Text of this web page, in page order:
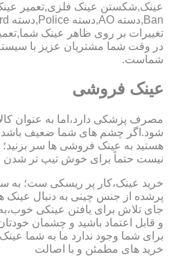
تغییرات بر روی ظاهر عینک
در وقت شما مشتریان عزیز با
شماست.
عینک فروشی
مصرف پزشکی دارد،اما به عنوان
شود.اگر چشم های شما ضعیف باشد
هستید به عینک فروشی ها سر
نیست حتماً برای خوش تیپ تر شدن
خرید عینک،کار پر ریسکی ست؛ به
پرشده از جنس چینی به دنبال عینک
جای تلاش برای یافتن عینکی
و قابل اعتماد باشید و چشمان
برای شما وجود ندارد ما به شما
خرید های مطمئن و با اصالت